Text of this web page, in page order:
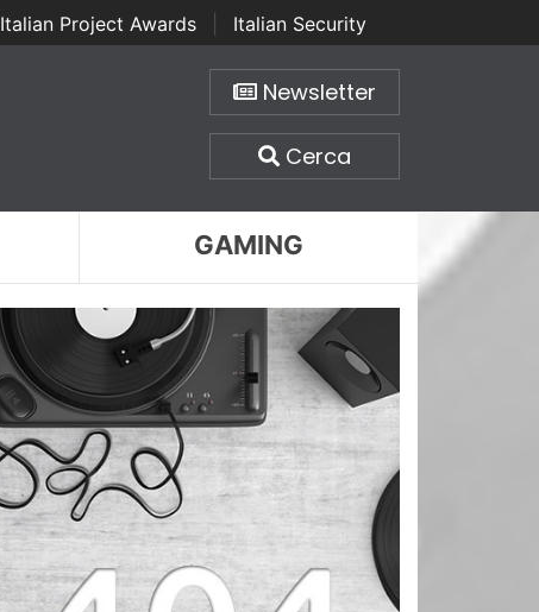
Italian Project Awards
Italian Security
Newsletter
Cerca
GAMING